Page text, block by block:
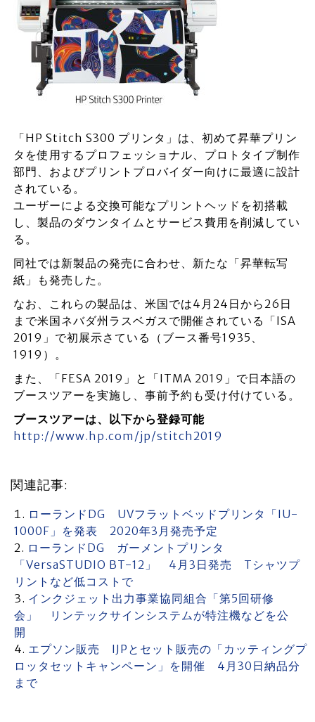
「HP Stitch S300 プリンタ」は、初めて昇華プリン
タを使用するプロフェッショナル、プロトタイプ制作
部門、およびプリントプロバイダー向けに最適に設計
されている。
ユーザーによる交換可能なプリントヘッドを初搭載
し、製品のダウンタイムとサービス費用を削減してい
る。
同社では新製品の発売に合わせ、新たな「昇華転写
紙」も発売した。
なお、これらの製品は、米国では4月24日から26日
まで米国ネバダ州ラスベガスで開催されている「ISA
2019」で初展示さている（ブース番号1935、
1919）。
また、「FESA 2019」と「ITMA 2019」で日本語の
ブースツアーを実施し、事前予約も受け付けている。
ブースツアーは、以下から登録可能
http://www.hp.com/jp/stitch2019
関連記事:
ローランドDG UVフラットベッドプリンタ「IU-
1000F」を発表 2020年3月発売予定
ローランドDG ガーメントプリンタ
「VersaSTUDIO BT-12」 4月3日発売 Tシャツプ
リントなど低コストで
インクジェット出力事業協同組合「第5回研修
会」 リンテックサインシステムが特注機などを公
開
エプソン販売 IJPとセット販売の「カッティングプ
ロッタセットキャンペーン」を開催 4月30日納品分
まで